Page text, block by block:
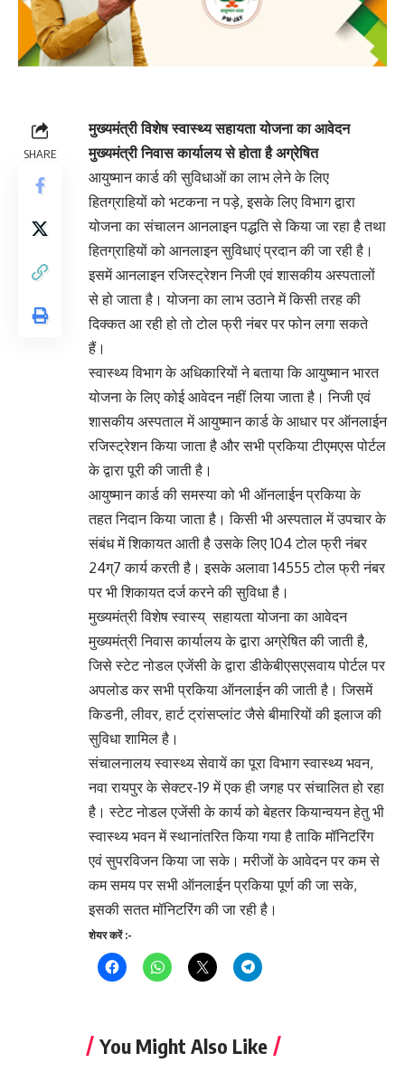
SHARE
मुख्यमंत्री विशेष स्वास्थ्य सहायता योजना का आवेदन
मुख्यमंत्री निवास कार्यालय से होता है अग्रेषित
आयुष्मान कार्ड की सुविधाओं का लाभ लेने के लिए
हितग्राहियों को भटकना न पड़े, इसके लिए विभाग द्वारा
योजना का संचालन आनलाइन पद्धति से किया जा रहा है तथा
हितग्राहियों को आनलाइन सुविधाएं प्रदान की जा रही है।
इसमें आनलाइन रजिस्ट्रेशन निजी एवं शासकीय अस्पतालों
से हो जाता है। योजना का लाभ उठाने में किसी तरह की
दिक्कत आ रही हो तो टोल फ्री नंबर पर फोन लगा सकते
हैं।
स्वास्थ्य विभाग के अधिकारियों ने बताया कि आयुष्मान भारत
योजना के लिए कोई आवेदन नहीं लिया जाता है। निजी एवं
शासकीय अस्पताल में आयुष्मान कार्ड के आधार पर ऑनलाईन
रजिस्ट्रेशन किया जाता है और सभी प्रकिया टीएमएस पोर्टल
के द्वारा पूरी की जाती है।
आयुष्मान कार्ड की समस्या को भी ऑनलाईन प्रकिया के
तहत निदान किया जाता है। किसी भी अस्पताल में उपचार के
संबंध में शिकायत आती है उसके लिए 104 टोल फ्री नंबर
24ग्7 कार्य करती है। इसके अलावा 14555 टोल फ्री नंबर
पर भी शिकायत दर्ज करने की सुविधा है।
मुख्यमंत्री विशेष स्वास्य् सहायता योजना का आवेदन
मुख्यमंत्री निवास कार्यालय के द्वारा अग्रेषित की जाती है,
जिसे स्टेट नोडल एजेंसी के द्वारा डीकेबीएसएसवाय पोर्टल पर
अपलोड कर सभी प्रकिया ऑनलाईन की जाती है। जिसमें
किडनी, लीवर, हार्ट ट्रांसप्लांट जैसे बीमारियों की इलाज की
सुविधा शामिल है।
संचालनालय स्वास्थ्य सेवायें का पूरा विभाग स्वास्थ्य भवन,
नवा रायपुर के सेक्टर-19 में एक ही जगह पर संचालित हो रहा
है। स्टेट नोडल एजेंसी के कार्य को बेहतर कियान्वयन हेतु भी
स्वास्थ्य भवन में स्थानांतरित किया गया है ताकि मॉनिटरिंग
एवं सुपरविजन किया जा सके। मरीजों के आवेदन पर कम से
कम समय पर सभी ऑनलाईन प्रकिया पूर्ण की जा सके,
इसकी सतत मॉनिटरिंग की जा रही है।
शेयर करें :-
You Might Also Like